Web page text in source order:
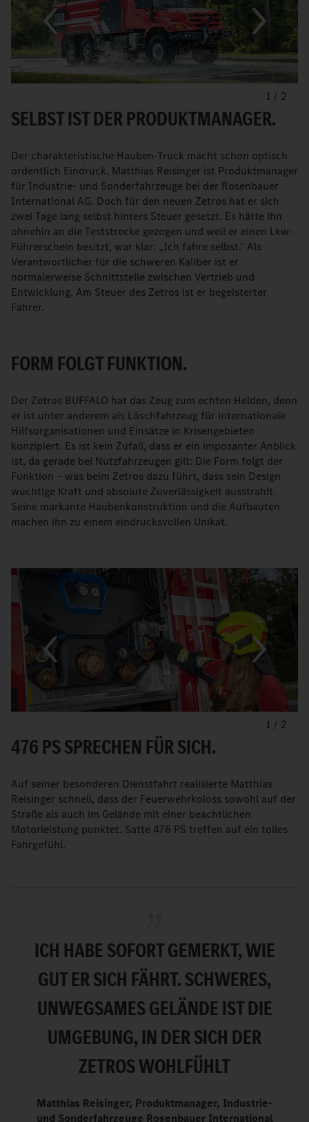
1 / 2
SELBST IST DER PRODUKTMANAGER.
Der charakteristische Hauben-Truck macht schon optisch
ordentlich Eindruck. Matthias Reisinger ist Produktmanager
für Industrie- und Sonderfahrzeuge bei der Rosenbauer
International AG. Doch für den neuen Zetros hat er sich
zwei Tage lang selbst hinters Steuer gesetzt. Es hätte ihn
ohnehin an die Teststrecke gezogen und weil er einen Lkw-
Führerschein besitzt, war klar: „Ich fahre selbst." Als
Verantwortlicher für die schweren Kaliber ist er
normalerweise Schnittstelle zwischen Vertrieb und
Entwicklung. Am Steuer des Zetros ist er begeisterter
Fahrer.
FORM FOLGT FUNKTION.
Der Zetros BUFFALO hat das Zeug zum echten Helden, denn
er ist unter anderem als Löschfahrzeug für internationale
Hilfsorganisationen und Einsätze in Krisengebieten
konzipiert. Es ist kein Zufall, dass er ein imposanter Anblick
ist, da gerade bei Nutzfahrzeugen gilt: Die Form folgt der
Funktion – was beim Zetros dazu führt, dass sein Design
wuchtige Kraft und absolute Zuverlässigkeit ausstrahlt.
Seine markante Haubenkonstruktion und die Aufbauten
machen ihn zu einem eindrucksvollen Unikat.
1 / 2
476 PS SPRECHEN FÜR SICH.
Auf seiner besonderen Dienstfahrt realisierte Matthias
Reisinger schnell, dass der Feuerwehrkoloss sowohl auf der
Straße als auch im Gelände mit einer beachtlichen
Motorleistung punktet. Satte 476 PS treffen auf ein tolles
Fahrgefühl.
ICH HABE SOFORT GEMERKT, WIE
GUT ER SICH FÄHRT. SCHWERES,
UNWEGSAMES GELÄNDE IST DIE
UMGEBUNG, IN DER SICH DER
ZETROS WOHLFÜHLT
Matthias Reisinger, Produktmanager, Industrie-
und Sonderfahrzeuge Rosenbauer International